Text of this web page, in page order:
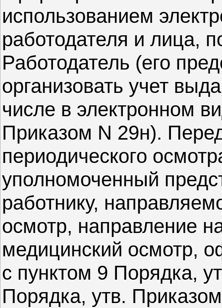
использованием
работодателя и лица,
Работодатель (его
организовать учет
числе в электронном
Приказом N 29н).
периодического
уполномоченный
работнику,
осмотр, направление
медицинский осмотр,
с пунктом 9 Порядка,
Порядка, утв.